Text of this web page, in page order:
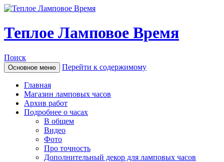
Теплое Ламповое Время
Поиск
Основное меню Перейти к содержимому
Главная
Магазин ламповых часов
Архив работ
Подробнее о часах
В общем
Видео
Фото
Про точность
Дополнительный декор для ламповых часов